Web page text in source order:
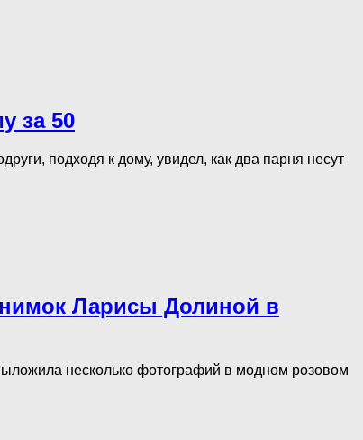
зa 50
подходя к дому, увидел, как два парня несут
Ларисы Долиной в
несколько фотографий в модном розовом